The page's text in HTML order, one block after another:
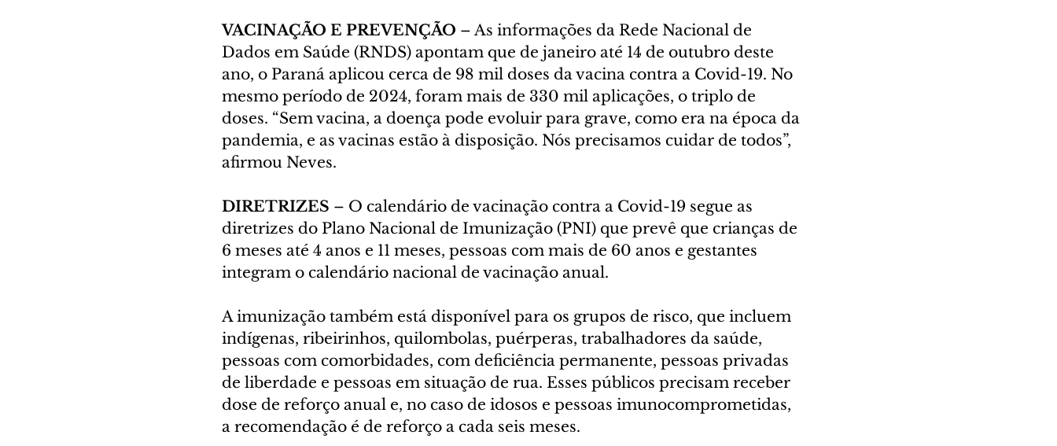
VACINAÇÃO E PREVENÇÃO – As informações da Rede Nacional de
Dados em Saúde (RNDS) apontam que de janeiro até 14 de outubro deste
ano, o Paraná aplicou cerca de 98 mil doses da vacina contra a Covid-19. No
mesmo período de 2024, foram mais de 330 mil aplicações, o triplo de
doses. “Sem vacina, a doença pode evoluir para grave, como era na época da
pandemia, e as vacinas estão à disposição. Nós precisamos cuidar de todos”,
afirmou Neves.
DIRETRIZES – O calendário de vacinação contra a Covid-19 segue as
diretrizes do Plano Nacional de Imunização (PNI) que prevê que crianças de
6 meses até 4 anos e 11 meses, pessoas com mais de 60 anos e gestantes
integram o calendário nacional de vacinação anual.
A imunização também está disponível para os grupos de risco, que incluem
indígenas, ribeirinhos, quilombolas, puérperas, trabalhadores da saúde,
pessoas com comorbidades, com deficiência permanente, pessoas privadas
de liberdade e pessoas em situação de rua. Esses públicos precisam receber
dose de reforço anual e, no caso de idosos e pessoas imunocomprometidas,
a recomendação é de reforço a cada seis meses.